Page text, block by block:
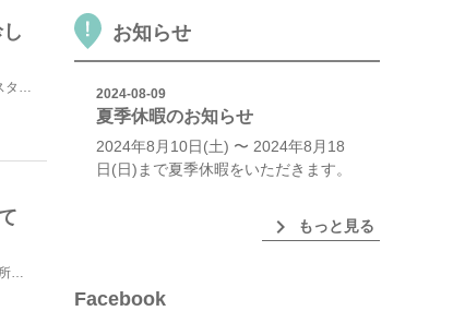
Bremenです！今年のお正月は元旦からの九州への鉄道旅で新年のスタートを切りました。久しぶりの九州...
雲海といえば兵庫県の竹田城跡が有名ですが、他にも日本各地に名所があります。広島県三次市も雲海の名所の...
お知らせ
2024-08-09
夏季休暇のお知らせ
2024年8月10日(土) 〜 2024年8月18
日(日)まで夏季休暇をいただきます。
chevron_right もっと見る
Facebook